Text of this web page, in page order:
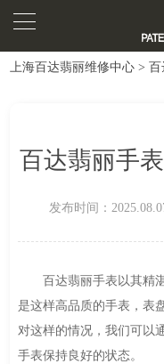
上海百达翡丽维修中心 >百
百达翡丽手
发布时间：
百达翡丽手表以其精湛
是这样高品质的手表，表
对这样的情况，我们可以
手表保持良好的状态。